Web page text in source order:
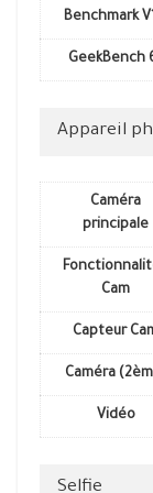
Benchmark
GeekBench
Appareil
Caméra
principale
Cam
Capteur
Caméra
Vidéo
Selfie